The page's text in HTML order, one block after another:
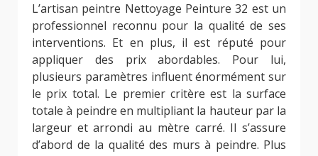
L’artisan peintre Nettoyage Peinture 32 est un
professionnel reconnu pour la qualité de ses
interventions. Et en plus, il est réputé pour
appliquer des prix abordables. Pour lui,
plusieurs paramètres influent énormément sur
le prix total. Le premier critère est la surface
totale à peindre en multipliant la hauteur par la
largeur et arrondi au mètre carré. Il s’assure
d’abord de la qualité des murs à peindre. Plus